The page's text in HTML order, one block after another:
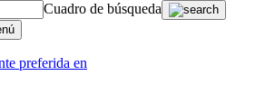
Cuadro de búsqueda
preferida en